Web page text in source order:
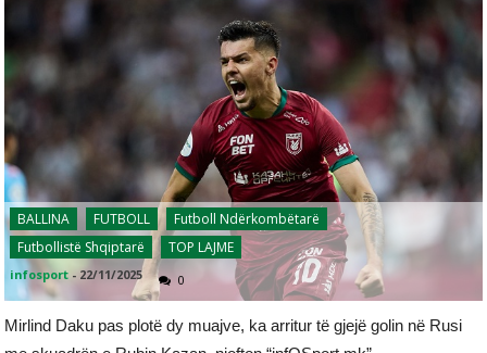
BALLINA FUTBOLL
Futboll Ndërkombëtarë
Futbollistë Shqiptarë
TOP LAJME
infosport - 22/11/2025 0
Mirlind Daku pas plotë dy muajve, ka arritur të gjejë golin në Rusi